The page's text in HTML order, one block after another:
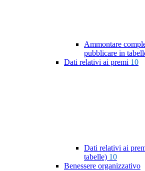
Ammontare
pubblicare in
Dati relativi ai premi 10
Dati relativi ai
tabelle) 10
Benessere organizzativo